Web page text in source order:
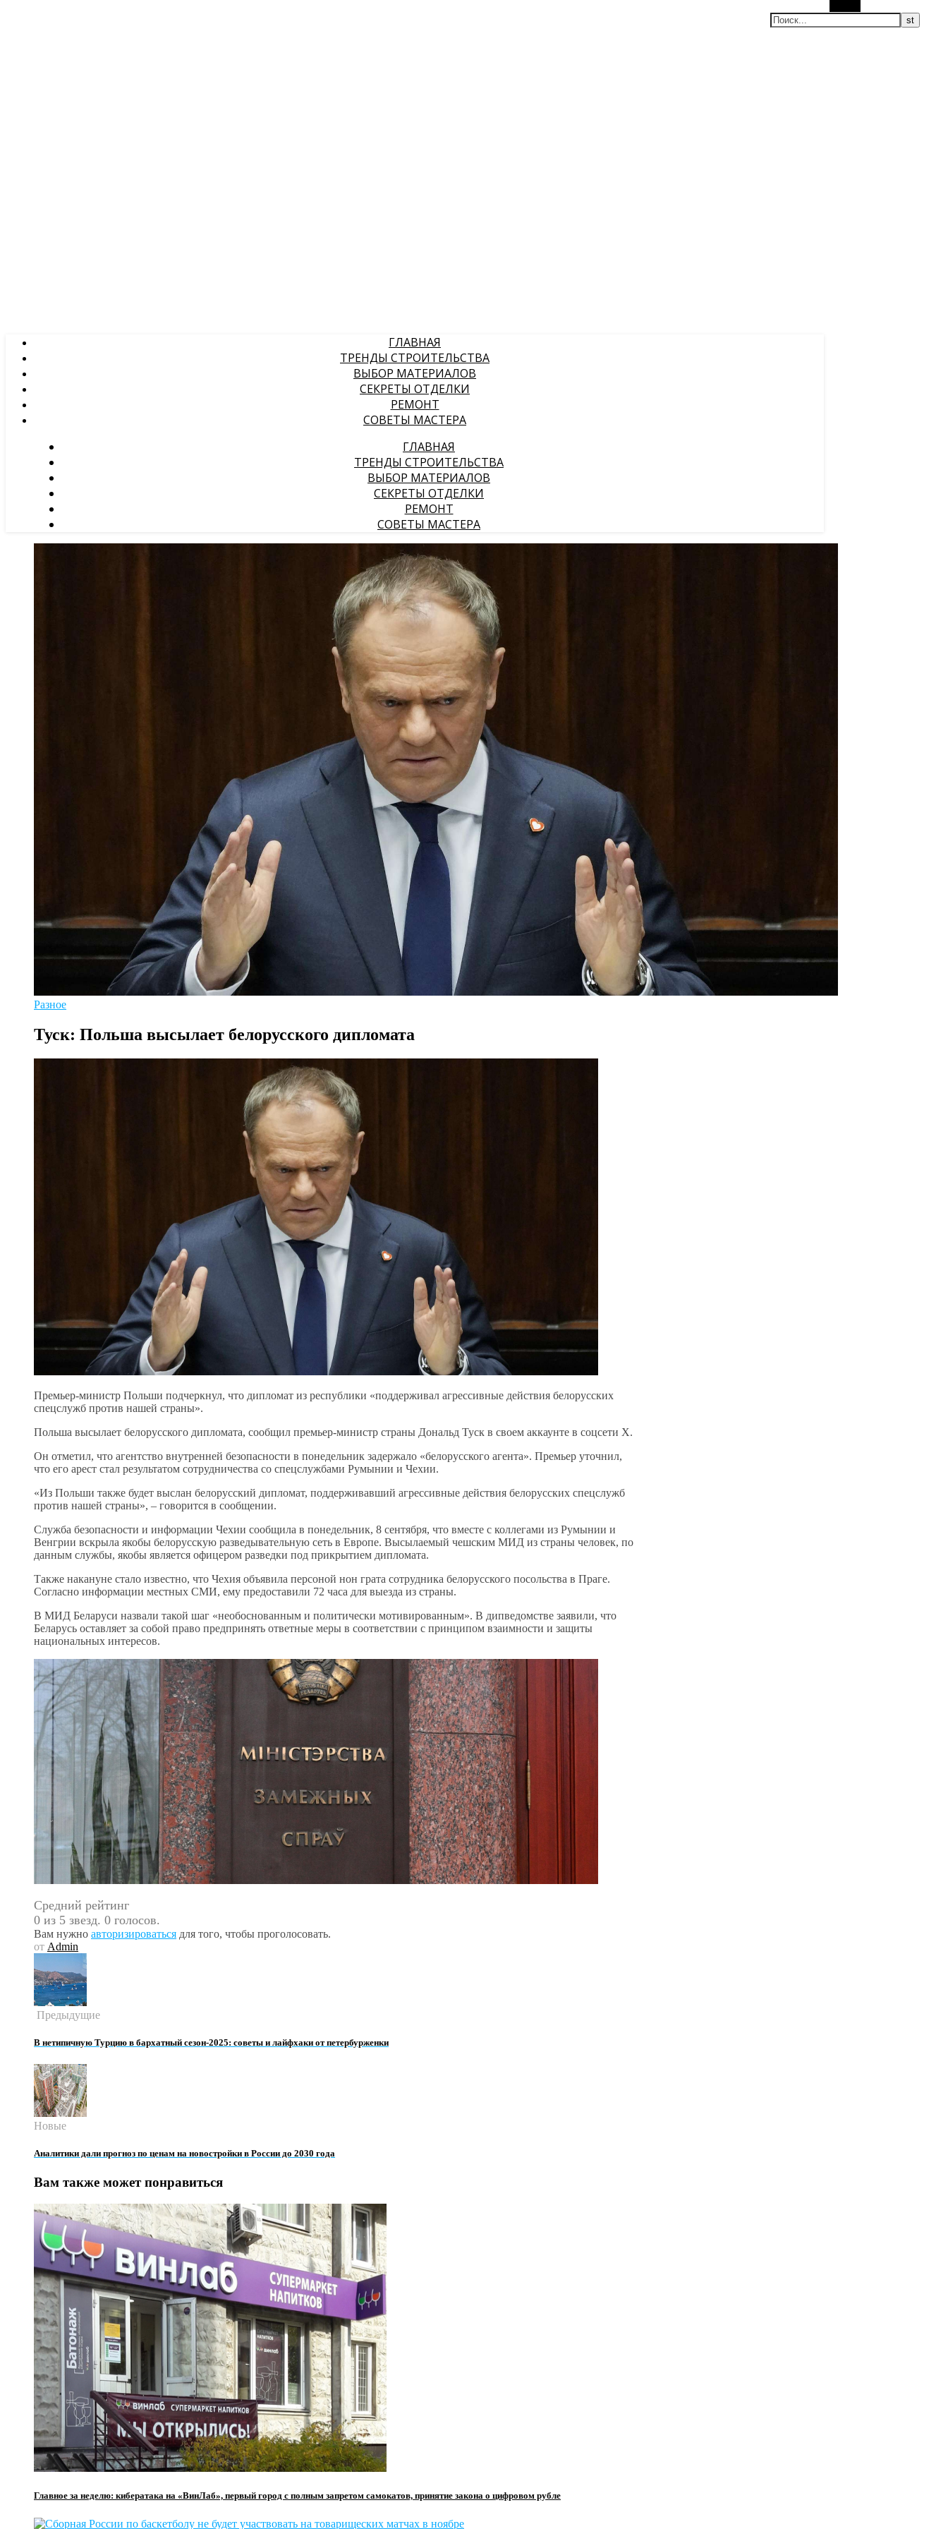
ГЛАВНАЯ
ТРЕНДЫ СТРОИТЕЛЬСТВА
ВЫБОР МАТЕРИАЛОВ
СЕКРЕТЫ ОТДЕЛКИ
РЕМОНТ
СОВЕТЫ МАСТЕРА
ГЛАВНАЯ
ТРЕНДЫ СТРОИТЕЛЬСТВА
ВЫБОР МАТЕРИАЛОВ
СЕКРЕТЫ ОТДЕЛКИ
РЕМОНТ
СОВЕТЫ МАСТЕРА
Разное
Туск: Польша высылает белорусского дипломата
Премьер-министр Польши подчеркнул, что дипломат из республики «поддерживал агрессивные действия белорусских
спецслужб против нашей страны».
Польша высылает белорусского дипломата, сообщил премьер-министр страны Дональд Туск в своем аккаунте в соцсети X.
Он отметил, что агентство внутренней безопасности в понедельник задержало «белорусского агента». Премьер уточнил,
что его арест стал результатом сотрудничества со спецслужбами Румынии и Чехии.
«Из Польши также будет выслан белорусский дипломат, поддерживавший агрессивные действия белорусских спецслужб
против нашей страны», – говорится в сообщении.
Служба безопасности и информации Чехии сообщила в понедельник, 8 сентября, что вместе с коллегами из Румынии и
Венгрии вскрыла якобы белорусскую разведывательную сеть в Европе. Высылаемый чешским МИД из страны человек, по
данным службы, якобы является офицером разведки под прикрытием дипломата.
Также накануне стало известно, что Чехия объявила персоной нон грата сотрудника белорусского посольства в Праге.
Согласно информации местных СМИ, ему предоставили 72 часа для выезда из страны.
В МИД Беларуси назвали такой шаг «необоснованным и политически мотивированным». В дипведомстве заявили, что
Беларусь оставляет за собой право предпринять ответные меры в соответствии с принципом взаимности и защиты
национальных интересов.
Средний рейтинг
0 из 5 звезд. 0 голосов.
Вам нужно авторизироваться для того, чтобы проголосовать.
от Admin
Предыдущие
В нетипичную Турцию в бархатный сезон-2025: советы и лайфхаки от петербурженки
Новые
Аналитики дали прогноз по ценам на новостройки в России до 2030 года
Вам также может понравиться
Главное за неделю: кибератака на «ВинЛаб», первый город с полным запретом самокатов, принятие закона о цифровом рубле